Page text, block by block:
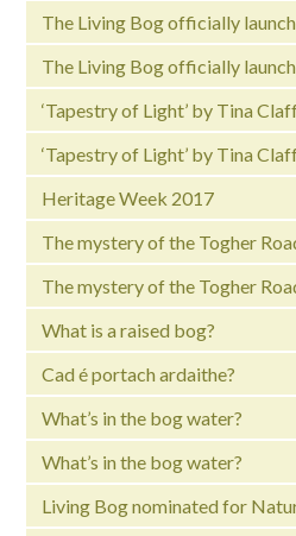
The Living Bog officially
The Living Bog officially
‘Tapestry of Light’ by Tina
‘Tapestry of Light’ by Tina
Heritage Week 2017
The mystery of the Togher
The mystery of the Togher
What is a raised bog?
Cad é portach ardaithe?
What’s in the bog water?
What’s in the bog water?
Living Bog nominated for